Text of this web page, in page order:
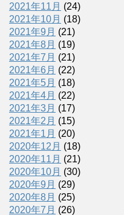
2021年11月 (24)
2021年10月 (18)
2021年9月 (21)
2021年8月 (19)
2021年7月 (21)
2021年6月 (22)
2021年5月 (18)
2021年4月 (22)
2021年3月 (17)
2021年2月 (15)
2021年1月 (20)
2020年12月 (18)
2020年11月 (21)
2020年10月 (30)
2020年9月 (29)
2020年8月 (25)
2020年7月 (26)